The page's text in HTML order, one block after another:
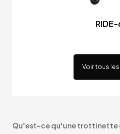
Voir tous
Qu'est-ce qu'une trottinette